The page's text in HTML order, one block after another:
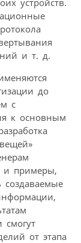
и т. д.
до
с
к основным
и примеры,
создаваемые
смогут
от этапа